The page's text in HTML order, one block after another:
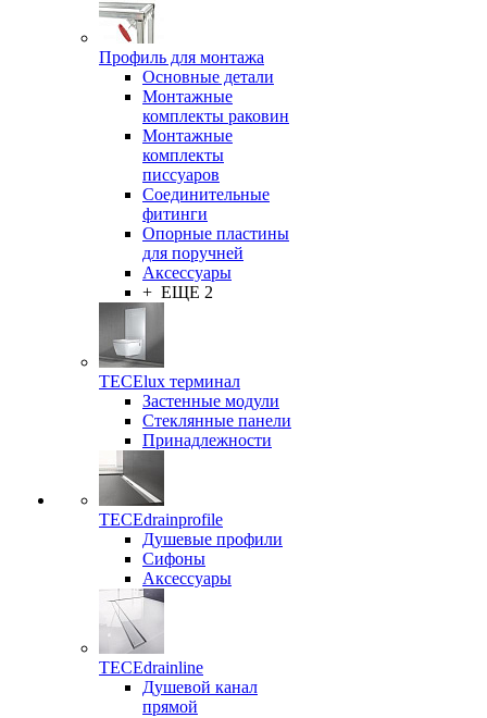
Профиль для монтажа
Основные детали
Монтажные
комплекты раковин
Монтажные
комплекты
писсуаров
Соединительные
фитинги
Опорные пластины
для поручней
Аксессуары
+ ЕЩЕ 2
TECElux терминал
Застенные модули
Стеклянные панели
Принадлежности
TECEdrainprofile
Душевые профили
Сифоны
Аксессуары
TECEdrainline
Душевой канал
прямой